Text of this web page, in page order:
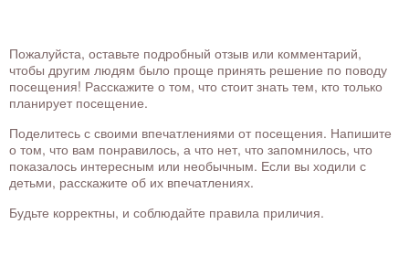
Пожалуйста, оставьте подробный отзыв или комментарий,
чтобы другим людям было проще принять решение по поводу
посещения! Расскажите о том, что стоит знать тем, кто только
планирует посещение.
Поделитесь с своими впечатлениями от посещения. Напишите
о том, что вам понравилось, а что нет, что запомнилось, что
показалось интересным или необычным. Если вы ходили с
детьми, расскажите об их впечатлениях.
Будьте корректны, и соблюдайте правила приличия.